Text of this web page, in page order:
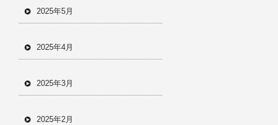
2025年5月
2025年4月
2025年3月
2025年2月